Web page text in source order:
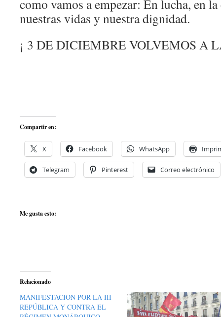
como vamos a empezar: En lucha, en
nuestras vidas y nuestra dignidad.
¡ 3 DE DICIEMBRE VOLVEMOS A
Compartir en:
X Facebook WhatsApp
Telegram Pinterest Correo electrónico
Me gusta esto:
Relacionado
MANIFESTACIÓN POR LA III
REPÚBLICA Y CONTRA EL